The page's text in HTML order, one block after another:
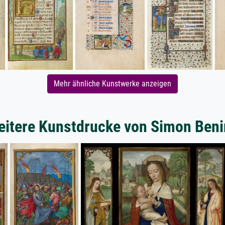
Mehr ähnliche Kunstwerke anzeigen
Kunstdrucke von Simon